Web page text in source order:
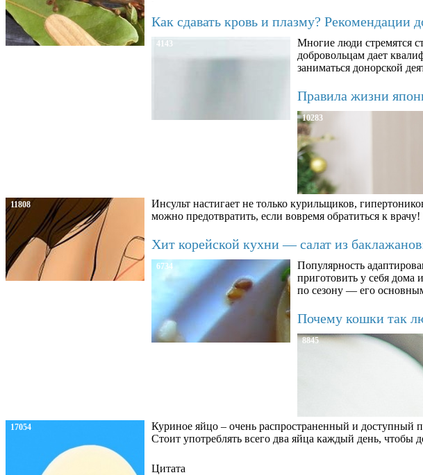
Как сдавать кровь и плазму? Рекомендации
4143
Многие люди стремятся
добровольцам дает
заниматься донорской
Правила жизни
10283
11808
Инсульт настигает не только курильщиков,
можно предотвратить, если вовремя обратиться к
Хит корейской кухни — салат из
6734
Популярность
приготовить у себя дома
по сезону — его
Почему кошки так
8845
17054
Куриное яйцо – очень распространенный и доступный
Стоит употреблять всего два яйца каждый день, чтобы
Цитата